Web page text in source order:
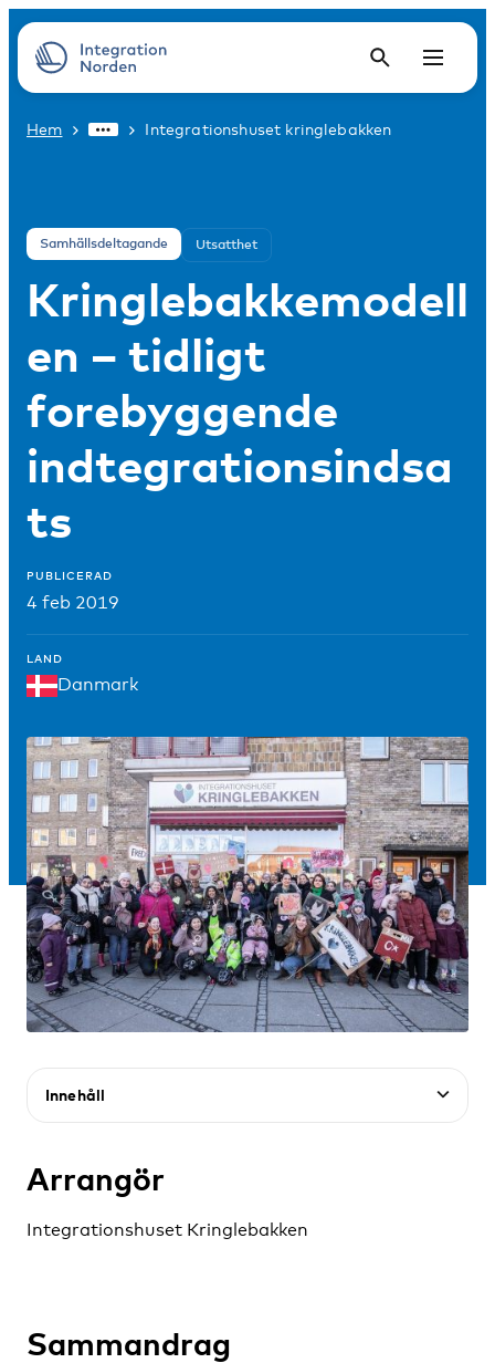
Hem Integrationshuset kringlebakken
Samhällsdeltagande Utsatthet
Kringlebakkemodell
en – tidligt
forebyggende
indtegrationsindsa
ts
PUBLICERAD
4 feb 2019
LAND
Danmark
Innehåll
Arrangör
Integrationshuset Kringlebakken
Sammandrag